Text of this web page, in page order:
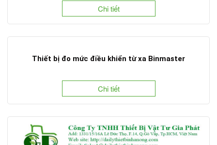
Chi tiết
Thiết bị đo mức điều khiển từ xa Binmaster
Chi tiết